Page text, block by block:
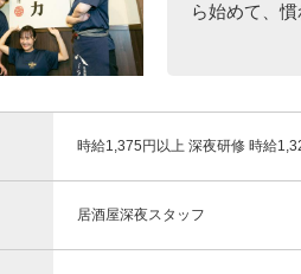
ら始めて、
時給1,375円以上 深夜研修 時給
居酒屋深夜スタッフ